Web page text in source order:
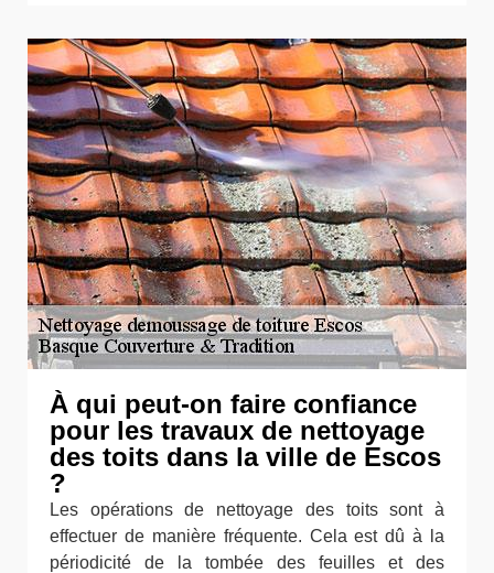
À qui peut-on faire confiance
pour les travaux de nettoyage
des toits dans la ville de Escos
?
Les opérations de nettoyage des toits sont à
effectuer de manière fréquente. Cela est dû à la
périodicité de la tombée des feuilles et des